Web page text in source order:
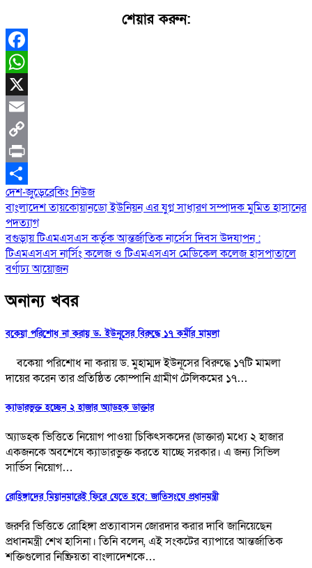
শেয়ার করুন:
দেশ-জুড়েব্রেকিং নিউজ
Post
navigation
বাংলাদেশ তায়কোয়ানডো ইউনিয়ন এর যুগ্ন সাধারণ সম্পাদক মুমিত হাসানের
পদত্যাগ
বগুড়ায় টিএমএসএস কর্তৃক আন্তর্জাতিক নার্সেস দিবস উদযাপন :
টিএমএসএস নার্সিং কলেজ ও টিএমএসএস মেডিকেল কলেজ হাসপাতালে
বর্ণাঢ্য আয়োজন
অনান্য খবর
বকেয়া পরিশোধ না করায় ড. ইউনূসের বিরুদ্ধে ১৭ কর্মীর মামলা
বকেয়া পরিশোধ না করায় ড. মুহাম্মদ ইউনূসের বিরুদ্ধে ১৭টি মামলা
দায়ের করেন তার প্রতিষ্ঠিত কোম্পানি গ্রামীণ টেলিকমের ১৭…
ক্যাডারভুক্ত হচ্ছেন ২ হাজার অ্যাডহক ডাক্তার
অ্যাডহক ভিত্তিতে নিয়োগ পাওয়া চিকিৎসকদের (ডাক্তার) মধ্যে ২ হাজার
একজনকে অবশেষে ক্যাডারভুক্ত করতে যাচ্ছে সরকার। এ জন্য সিভিল
সার্ভিস নিয়োগ…
রোহিঙ্গাদের মিয়ানমারেই ফিরে যেতে হবে: জাতিসংঘে প্রধানমন্ত্রী
জরুরি ভিত্তিতে রোহিঙ্গা প্রত্যাবাসন জোরদার করার দাবি জানিয়েছেন
প্রধানমন্ত্রী শেখ হাসিনা। তিনি বলেন, এই সংকটের ব্যাপারে আন্তর্জাতিক
শক্তিগুলোর নিষ্ক্রিয়তা বাংলাদেশকে…